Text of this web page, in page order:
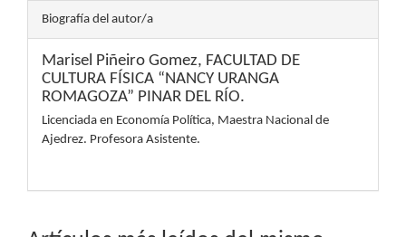
Biografía del autor/a
Marisel Piñeiro Gomez, FACULTAD DE
CULTURA FÍSICA “NANCY URANGA
ROMAGOZA” PINAR DEL RÍO.
Licenciada en Economía Política, Maestra Nacional de
Ajedrez. Profesora Asistente.